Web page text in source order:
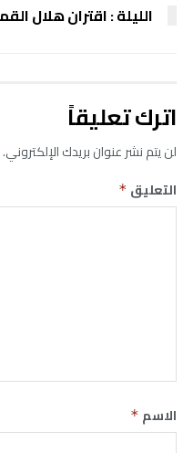
الليلة : اقتران هلال
اترك تعليقاً
لن يتم نشر عنوان بريدك الإلكتروني.
التعليق *
الاسم *